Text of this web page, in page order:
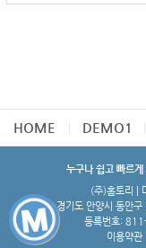
HOME DEMO1
누구나 쉽고 빠르
(주)홈토리 |
경기도 안양시 동안
등록번호:
이용약관|